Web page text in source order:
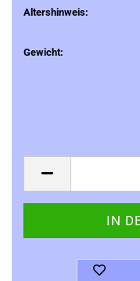
Altershinweis:
Gewicht: